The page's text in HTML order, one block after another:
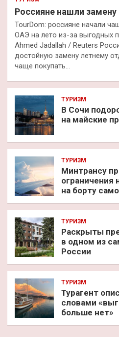
Россияне нашли замену
TourDom: россияне начали
ОАЭ на лето из-за выгодных
Ahmed Jadallah / Reuters
достойную замену летнему
чаще покупать…
ТУРИЗМ
В Сочи
на майские
ТУРИЗМ
Минтрансу
ограничения
на борту
ТУРИЗМ
Раскрыты
в одном из
России
ТУРИЗМ
Турагент
словами
больше нет»